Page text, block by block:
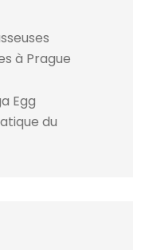
à Prague
Egg
du